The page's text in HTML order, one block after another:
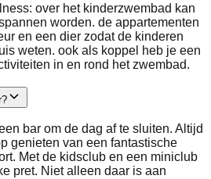
over het kinderzwembad kan
worden. de appartementen
en een dier zodat de kinderen
weten. ook als koppel heb je een
in en rond het zwembad.
bar om de dag af te sluiten. Altijd
genieten van een fantastische
Met de kidsclub en een miniclub
pret. Niet alleen daar is aan